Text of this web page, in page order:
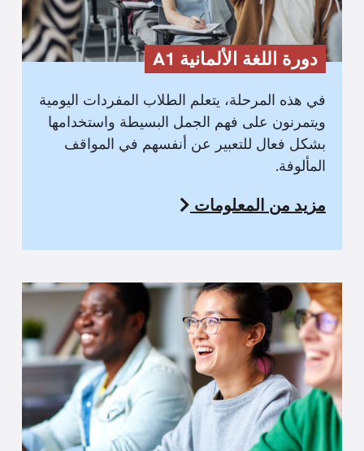
دورة اللغة الألمانية A1
في هذه المرحلة، يتعلم الطلاب المفردات اليومية
ويتمرنون على فهم الجمل البسيطة واستخدامها
بشكل فعال للتعبير عن أنفسهم في المواقف
المألوفة.
مزيد من المعلومات